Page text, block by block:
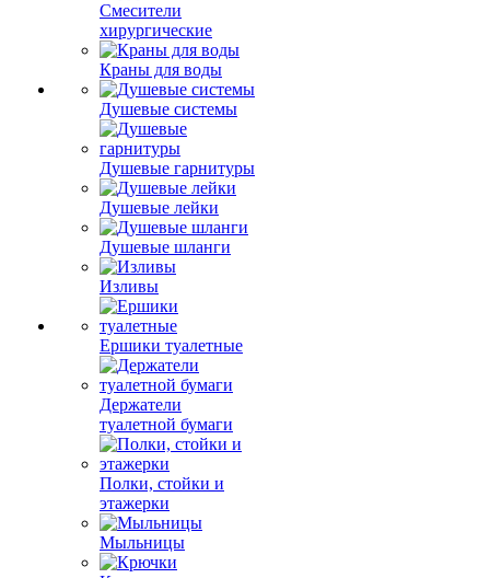
Смесители
хирургические
Краны для воды
Душевые системы
Душевые гарнитуры
Душевые лейки
Душевые шланги
Изливы
Ершики туалетные
Держатели
туалетной бумаги
Полки, стойки и
этажерки
Мыльницы